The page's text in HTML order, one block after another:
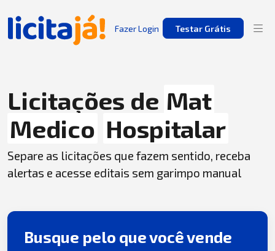
Fazer Login Testar Grátis
Licitações de Mat
Medico Hospitalar
Separe as licitações que fazem sentido, receba
alertas e acesse editais sem garimpo manual
Busque pelo que você vende